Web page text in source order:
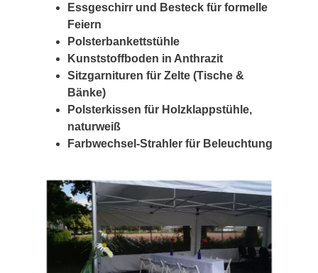
Essgeschirr und Besteck für formelle
Feiern
Polsterbankettstühle
Kunststoffboden in Anthrazit
Sitzgarnituren für Zelte (Tische &
Bänke)
Polsterkissen für Holzklappstühle,
naturweiß
Farbwechsel-Strahler für Beleuchtung